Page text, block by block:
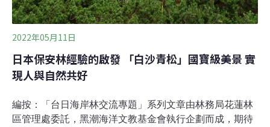
2022年05月11日
日本保安林經驗的啟發 「白沙青松」國寶級美景 實
現人與自然共好
編按：「台日海岸林交流專題」系列文章由林務局花蓮林
區管理處委託，黑潮海洋文教基金會執行企劃而成，期待